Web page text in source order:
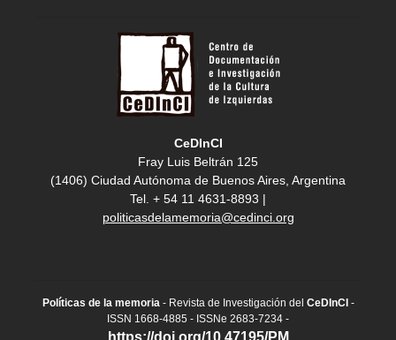
CeDInCI
Fray Luis Beltrán 125
(1406) Ciudad Autónoma de Buenos Aires, Argentina
Tel. + 54 11 4631-8893 |
politicasdelamemoria@cedinci.org
Políticas de la memoria- Revista de Investigación del CeDInCI -
ISSN 1668-4885 - ISSNe 2683-7234 -